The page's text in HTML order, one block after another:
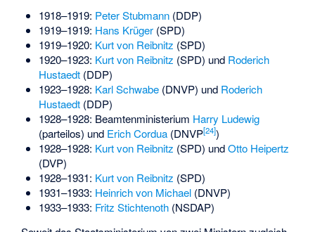
1918–1919: Peter Stubmann(DDP)
1919–1919: Hans Krüger(SPD)
1919–1920: Kurt von Reibnitz (SPD)
1920–1923: Kurt von Reibnitz (SPD) und Roderich
Hustaedt(DDP)
1923–1928: Karl Schwabe(DNVP) und Roderich
Hustaedt(DDP)
1928–1928: Beamtenministerium Harry Ludewig
(parteilos) und Erich Cordua(DNVP[24])
1928–1928: Kurt von Reibnitz (SPD) undOtto Heipertz
(DVP)
1928–1931: Kurt von Reibnitz (SPD)
1931–1933: Heinrich von Michael(DNVP)
1933–1933: Fritz Stichtenoth(NSDAP)